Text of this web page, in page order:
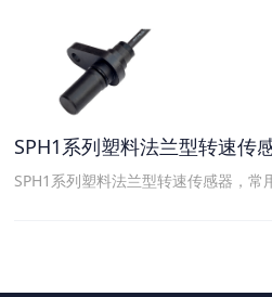
SPH1系列塑料法兰型转速传
SPH1系列塑料法兰型转速传感器，